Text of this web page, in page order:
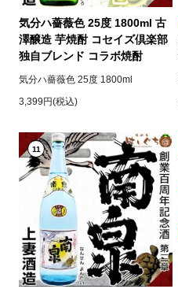
気分ハ薔薇色 25度 1800ml 古
澤醸造 芋焼酎 コセイズ倶楽部
独自ブレンド コラボ焼酎
気分ハ薔薇色 25度 1800ml
3,399円(税込)
11